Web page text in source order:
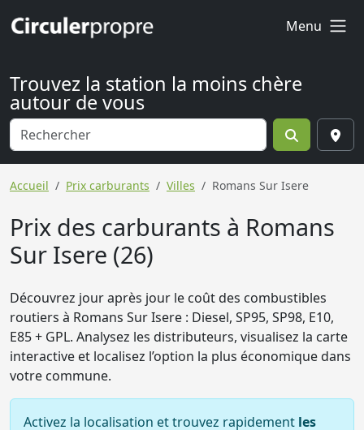
Menu
Trouvez la station la moins chère
autour de vous
Accueil Prix carburants Villes Romans Sur Isere
Prix des carburants à Romans
Sur Isere (26)
Découvrez jour après jour le coût des combustibles
routiers à Romans Sur Isere : Diesel, SP95, SP98, E10,
E85 + GPL. Analysez les distributeurs, visualisez la carte
interactive et localisez l’option la plus économique dans
votre commune.
Activez la localisation et trouvez rapidement les